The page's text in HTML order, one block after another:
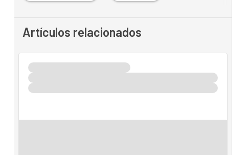
Artículos relacionados